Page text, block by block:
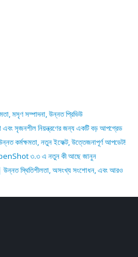
মসৃণ সম্পাদনা, উন্নত প্রিভিউ
সৃজনশীল নিয়ন্ত্রণের জন্য একটি বড় আপগ্রেড
কর্মক্ষমতা, নতুন ইফেক্ট, উত্তেজনাপূর্ণ আপডেট!
OpenShot ৩.৩ এ নতুন কী আছে জানুন
স্থিতিশীলতা, অসংখ্য সংশোধন, এবং আরও